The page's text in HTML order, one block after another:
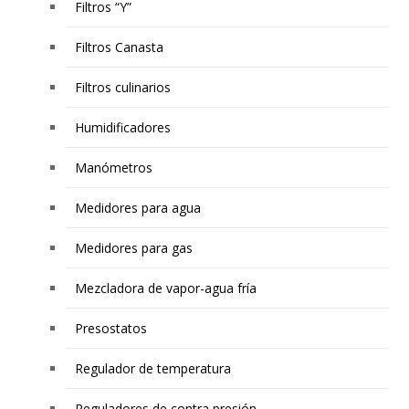
Filtros “Y”
Filtros Canasta
Filtros culinarios
Humidificadores
Manómetros
Medidores para agua
Medidores para gas
Mezcladora de vapor-agua fría
Presostatos
Regulador de temperatura